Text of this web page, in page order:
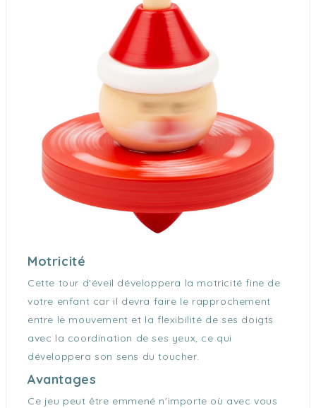
Motricité
Cette tour d'éveil développera la motricité fine de
votre enfant car il devra faire le rapprochement
entre le mouvement et la flexibilité de ses doigts
avec la coordination de ses yeux, ce qui
développera son sens du toucher.
Avantages
Ce jeu peut être emmené n'importe où avec vous